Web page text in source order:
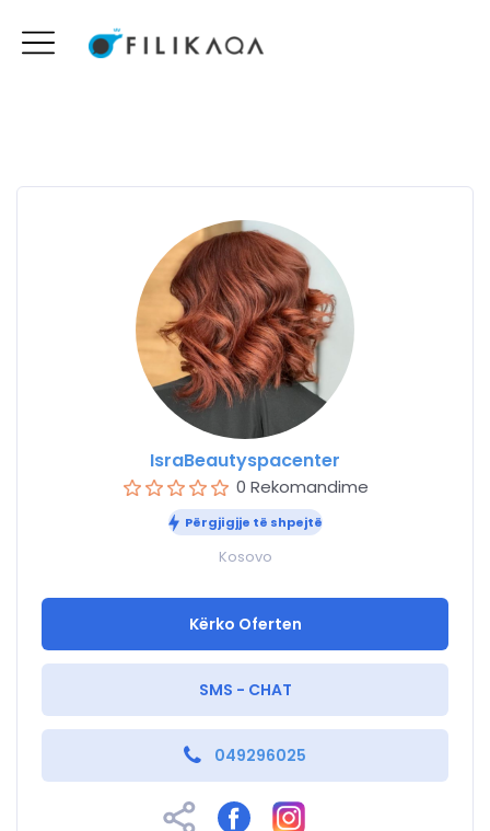
IsraBeautyspacenter
0 Rekomandime
Përgjigjje të shpejtë
Kosovo
Kërko Oferten
SMS - CHAT
049296025